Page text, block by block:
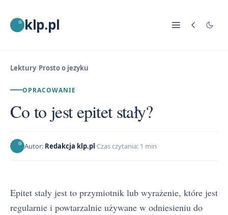
klp.pl
Lektury/Prosto o jezyku
OPRACOWANIE
Co to jest epitet stały?
Autor: Redakcja klp.pl Czas czytania: 1 min
Epitet stały jest to przymiotnik lub wyrażenie, które jest
regularnie i powtarzalnie używane w odniesieniu do